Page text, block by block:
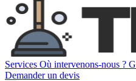
Services Où intervenons-nous ?
Demander un devis